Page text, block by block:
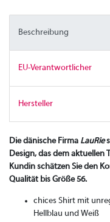
Beschreibung
EU-Verantwortlicher
Hersteller
Die dänische Firma LauRie
Design, das dem aktuellen
Kundin schätzen Sie den
Qualität bis Größe 56.
chices Shirt mit
Hellblau und Weiß